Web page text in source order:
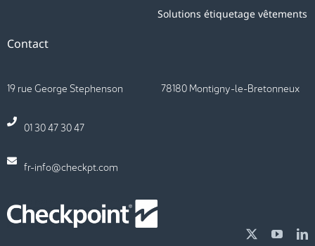
Solutions étiquetage vêtements
Contact
19 rue George Stephenson 78180 Montigny-le-Bretonneux
01 30 47 30 47
fr-info@checkpt.com